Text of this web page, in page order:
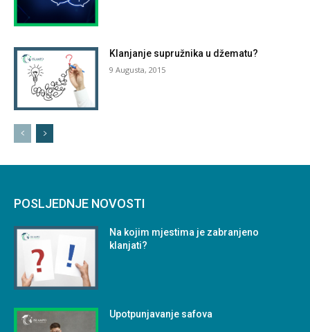
Klanjanje supružnika u džematu?
9 Augusta, 2015
POSLJEDNJE NOVOSTI
Na kojim mjestima je zabranjeno
klanjati?
Upotpunjavanje safova